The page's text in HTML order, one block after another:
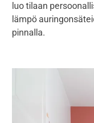
luo tilaan
lämpö
pinnalla.